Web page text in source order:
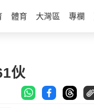
體育 大灣區 專欄
伙